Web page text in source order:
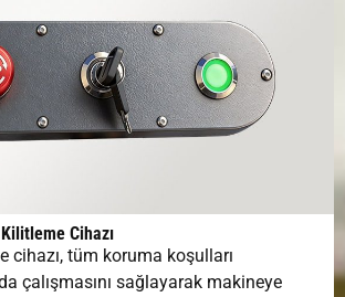
Cihazı
cihazı, tüm koruma koşulları
çalışmasını sağlayarak makineye